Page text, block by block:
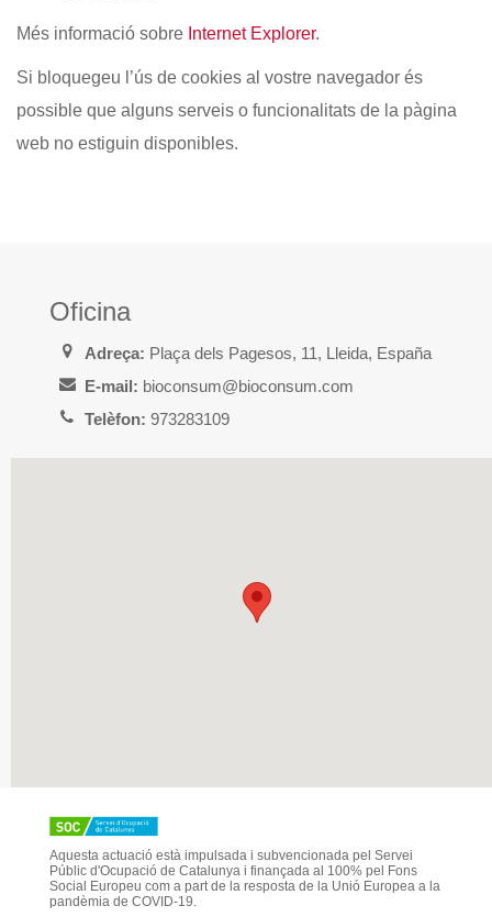
Més informació sobre Internet Explorer.
Si bloquegeu l’ús de cookies al vostre navegador és
possible que alguns serveis o funcionalitats de la pàgina
web no estiguin disponibles.
Oficina
Adreça: Plaça dels Pagesos, 11, Lleida, España
E-mail: bioconsum@bioconsum.com
Telèfon: 973283109
Aquesta actuació està impulsada i subvencionada pel Servei
Públic d'Ocupació de Catalunya i finançada al 100% pel Fons
Social Europeu com a part de la resposta de la Unió Europea a la
pandèmia de COVID-19.